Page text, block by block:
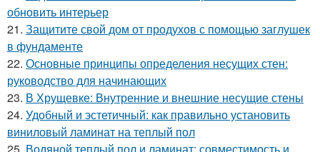
обновить интерьер
21. Защитите свой дом от продухов с помощью заглушек
в фундаменте
22. Основные принципы определения несущих стен:
руководство для начинающих
23. В Хрущевке: Внутренние и внешние несущие стены
24. Удобный и эстетичный: как правильно установить
виниловый ламинат на теплый пол